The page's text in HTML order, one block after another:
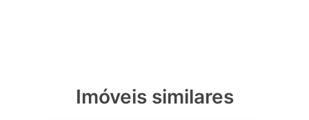
Imóveis similares